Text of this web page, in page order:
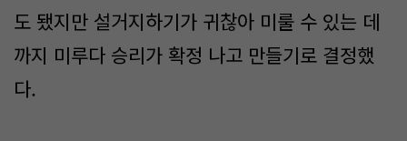
도 됐지만 설거지하기가 귀찮아 미룰 수 있는 데
까지 미루다 승리가 확정 나고 만들기로 결정했
다.